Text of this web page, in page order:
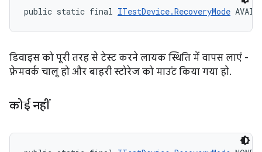
public static final ITestDevice.RecoveryMode
डिवाइस को पूरी तरह से टेस्ट करने लायक स्थिति में वापस लाएं -
फ़्रेमवर्क चालू हो और बाहरी स्टोरेज को माउंट किया गया हो.
कोई नहीं